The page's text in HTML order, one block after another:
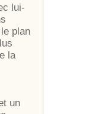
lui-
plan
la
un